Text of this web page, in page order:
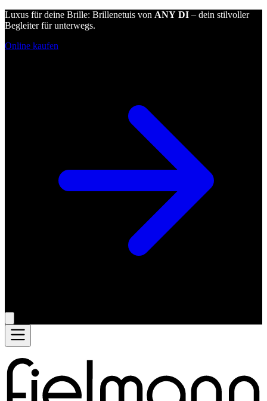
Luxus für deine Brille: Brillenetuis von ANY DI – dein stilvoller
Begleiter für unterwegs.
Online kaufen